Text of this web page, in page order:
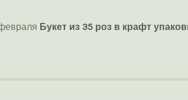
Букет из 35 роз в крафт